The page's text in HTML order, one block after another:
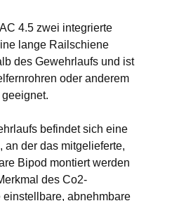
4.5 zwei integrierte
lange Railschiene
des Gewehrlaufs und ist
oder anderem
befindet sich eine
der das mitgelieferte,
Bipod montiert werden
des Co2-
einstellbare, abnehmbare